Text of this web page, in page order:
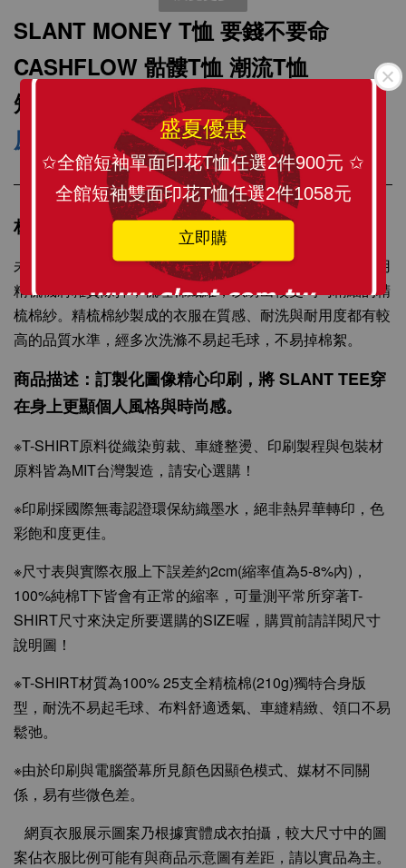
盛夏優惠
✩全館短袖單面印花T恤任選2件900元 ✩
全館短袖雙面印花T恤任選2件1058元
立即購
SLANT 素面中性 短袖T恤 百搭T恤 潮牌品質
100%精梳環紡棉 亞洲版型 經典合身12色可選
NT$ 199
NT$ 299
- +
SLANT MONEY T恤 要錢不要命
CASHFLOW 骷髏T恤 潮流T恤
短袖T恤 純棉T恤 雙面印刷 多色可選
原訂價799元/件 限網購特價599元/件
材質介紹-100%全精梳棉T
未處理的棉纖維含有許多雜質，纖維也長短不一，所以可用
精梳機將雜質除掉，梳理棉纖維，以紡出較更均勻精細的精
梳棉紗。精梳棉紗製成的衣服在質感、耐洗與耐用度都有較
高的品質水準，經多次洗滌不易起毛球，不易掉棉絮。
商品描述：訂製化圖像精心印刷，將 SLANT TEE穿
在身上更顯個人風格與時尚感。
※T-SHIRT原料從織染剪裁、車縫整燙、印刷製程與包裝材
原料皆為MIT台灣製造，請安心選購！
※印刷採國際無毒認證環保紡織墨水，絕非熱昇華轉印，色
彩飽和度更佳。
※尺寸表與實際衣服上下誤差約2cm(縮率值為5-8%內)，
100%純棉T下皆會有正常的縮率，可量測平常所穿著T-
SHIRT尺寸來決定所要選購的SIZE喔，購買前請詳閱尺寸
說明圖！
※T-SHIRT材質為100% 25支全精梳棉(210g)獨特合身版
型，耐洗不易起毛球、布料舒適透氣、車縫精緻、領口不易
鬆弛。
※由於印刷與電腦螢幕所見顏色因顯色模式、媒材不同關
係，易有些微色差。
網頁衣服展示圖案乃根據實體成衣拍攝，較大尺寸中的圖
案佔衣服比例可能有與商品示意圖有差距，請以實品為主。